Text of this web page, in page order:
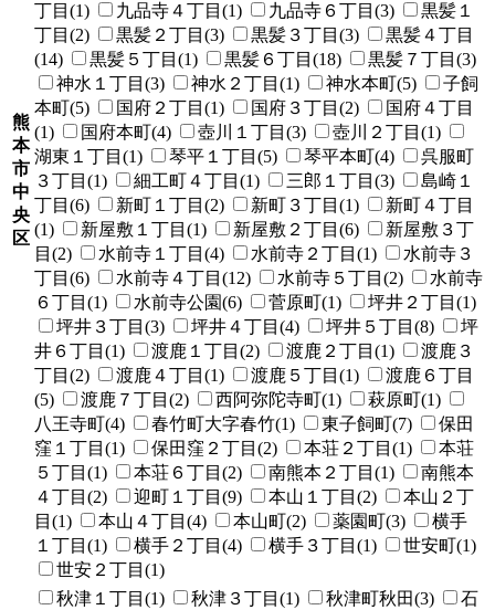
熊
本
市
中
央
区
丁目(1)
九品寺４丁目(1) 九品寺６丁目(3)
黒髪１
丁目(2)
黒髪２丁目(3) 黒髪３丁目(3)
黒髪４丁目
(14)
黒髪５丁目(1) 黒髪６丁目(18)
黒髪７丁目(3)
神水１丁目(3)
神水２丁目(1) 神水本町(5)
子飼
本町(5)
国府２丁目(1) 国府３丁目(2)
国府４丁目
(1)
国府本町(4) 壺川１丁目(3)
壺川２丁目(1)
湖東１丁目(1)
琴平１丁目(5) 琴平本町(4)
呉服町
３丁目(1)
細工町４丁目(1) 三郎１丁目(3)
島崎１
丁目(6)
新町１丁目(2) 新町３丁目(1)
新町４丁目
(1)
新屋敷１丁目(1) 新屋敷２丁目(6)
新屋敷３丁
目(2)
水前寺１丁目(4) 水前寺２丁目(1)
水前寺３
丁目(6)
水前寺４丁目(12) 水前寺５丁目(2)
水前寺
６丁目(1)
水前寺公園(6) 菅原町(1)
坪井２丁目(1)
坪井３丁目(3)
坪井４丁目(4) 坪井５丁目(8)
坪
井６丁目(1)
渡鹿１丁目(2) 渡鹿２丁目(1)
渡鹿３
丁目(2)
渡鹿４丁目(1) 渡鹿５丁目(1)
渡鹿６丁目
(5)
渡鹿７丁目(2) 西阿弥陀寺町(1)
萩原町(1)
八王寺町(4)
春竹町大字春竹(1) 東子飼町(7)
保田
窪１丁目(1)
保田窪２丁目(2) 本荘２丁目(1)
本荘
５丁目(1)
本荘６丁目(2) 南熊本２丁目(1)
南熊本
４丁目(2)
迎町１丁目(9) 本山１丁目(2)
本山２丁
目(1)
本山４丁目(4) 本山町(2) 薬園町(3)
横手
１丁目(1)
横手２丁目(4) 横手３丁目(1)
世安町(1)
世安２丁目(1)
秋津１丁目(1) 秋津３丁目(1) 秋津町秋田(3)
石